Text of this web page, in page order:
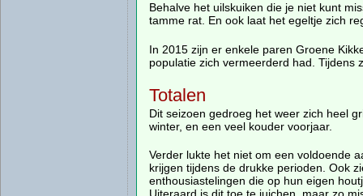
Behalve het uilskuiken die je niet kunt
tamme rat. En ook laat het egeltje zich
In 2015 zijn er enkele paren Groene
populatie zich vermeerderd had. Tijdens
Totalen
Dit seizoen gedroeg het weer zich heel
winter, en een veel kouder voorjaar.
Verder lukte het niet om een voldoende
krijgen tijdens de drukke perioden. Ook
enthousiastelingen die op hun eigen